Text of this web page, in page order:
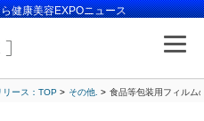
健康美容EXPOニュース
リース：TOP その他. 食品等包装用フィルム